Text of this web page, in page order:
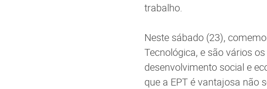
trabalho.
Neste sábado (23),
Tecnológica, e são vários
desenvolvimento social e
que a EPT é vantajosa não